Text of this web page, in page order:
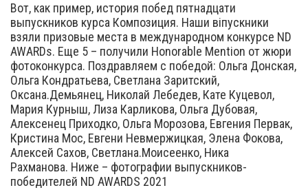
Вот, как пример, история побед пятнадцати
выпускников курса Композиция. Наши віпускники
взяли призовые места в международном конкурсе ND
AWARDs. Еще 5 – получили Honorable Mention от жюри
фотоконкурса. Поздравляем с победой: Ольга Донская,
Ольга Кондратьева, Светлана Заритский,
Оксана.Демьянец, Николай Лебедев, Кате Куцевол,
Мария Курныш, Лиза Карликова, Ольга Дубовая,
Алексенец Приходко, Ольга Морозова, Евгения Первак,
Кристина Мос, Евгени Невмержицкая, Элена Фокова,
Алексей Сахов, Светлана.Моисеенко, Ника
Рахманова. Ниже – фотографии выпускников-
победителей ND AWARDS 2021